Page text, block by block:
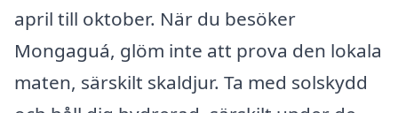
april till oktober. När du besöker
Mongaguá, glöm inte att prova den lokala
maten, särskilt skaldjur. Ta med solskydd